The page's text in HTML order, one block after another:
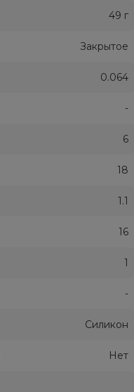
49 г
Закрытое
0.064
-
6
18
1.1
16
1
-
Силикон
Нет